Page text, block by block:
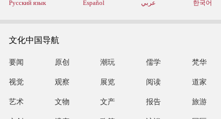
Русский язык Español عربي 한국어
文化中国导航
要闻 原创 潮玩 儒学 梵华
视觉 观察 展览 阅读 道家
艺术 文物 文产 报告 旅游